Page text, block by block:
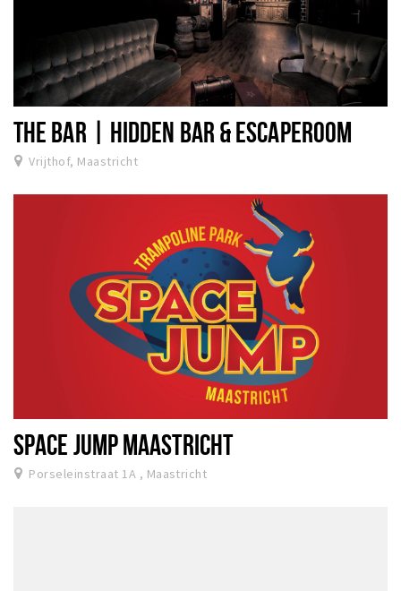
THE BAR | HIDDEN BAR & ESCAPEROOM
Vrijthof, Maastricht
SPACE JUMP MAASTRICHT
Porseleinstraat 1A , Maastricht